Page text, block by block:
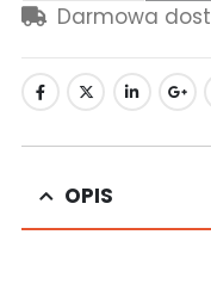
Darmowa
OPIS